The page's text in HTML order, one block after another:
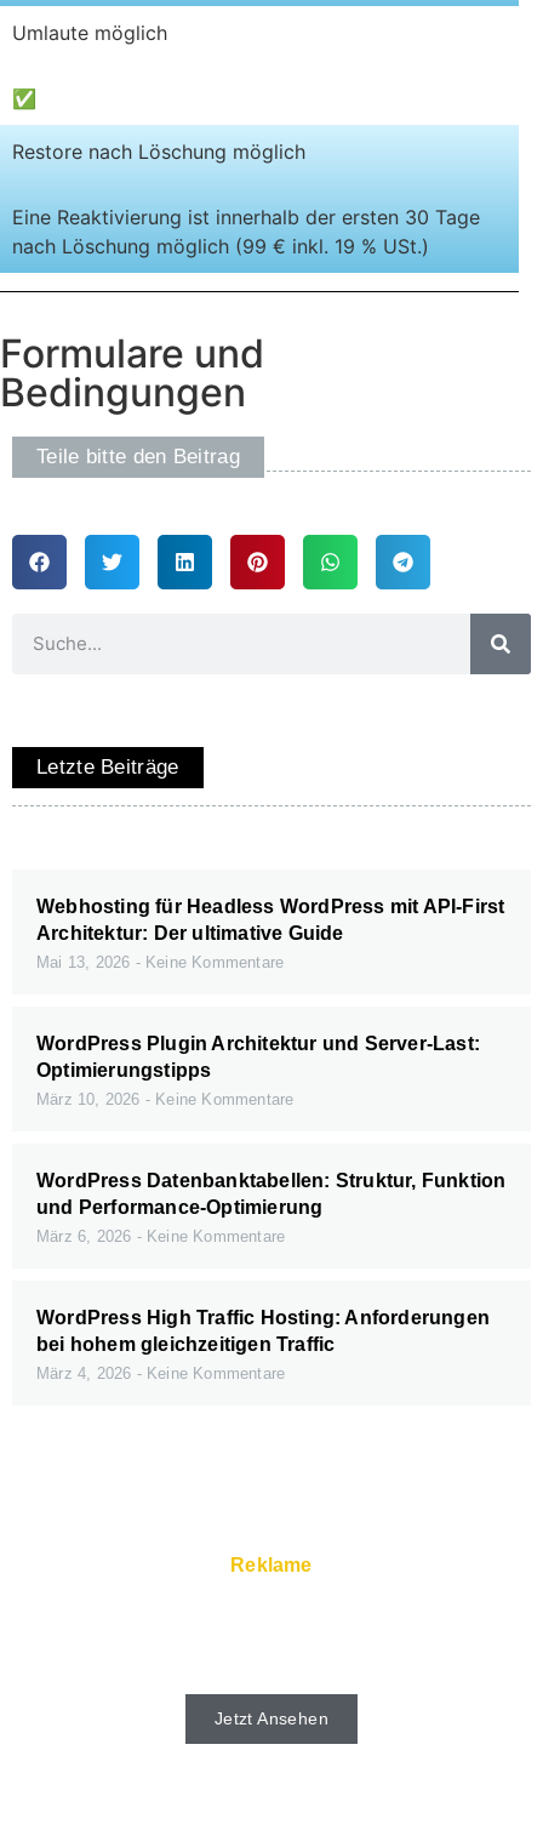
Umlaute möglich
✅
Restore nach Löschung möglich
Eine Reaktivierung ist innerhalb der ersten 30 Tage
nach Löschung möglich (99 € inkl. 19 % USt.)
Formulare und
Bedingungen
Teile bitte den Beitrag
Letzte Beiträge
Webhosting für Headless WordPress mit API-First
Architektur: Der ultimative Guide
Mai 13, 2026 Keine Kommentare
WordPress Plugin Architektur und Server-Last:
Optimierungstipps
März 10, 2026 Keine Kommentare
WordPress Datenbanktabellen: Struktur, Funktion
und Performance-Optimierung
März 6, 2026 Keine Kommentare
WordPress High Traffic Hosting: Anforderungen
bei hohem gleichzeitigen Traffic
März 4, 2026 Keine Kommentare
Reklame
Jetzt Ansehen